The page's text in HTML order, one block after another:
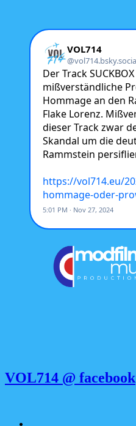
VOL714 @ facebook